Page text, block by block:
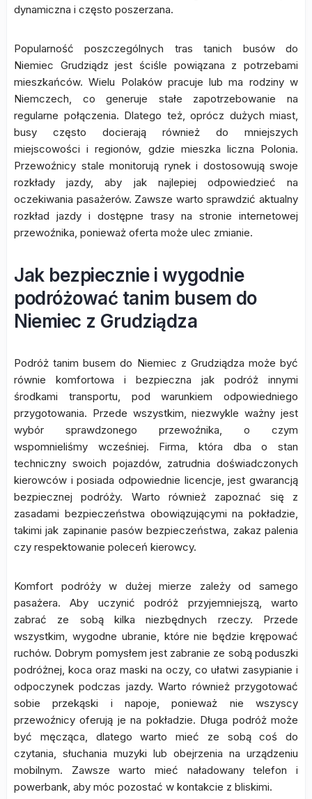
dynamiczna i często poszerzana.
Popularność poszczególnych tras tanich busów do
Niemiec Grudziądz jest ściśle powiązana z potrzebami
mieszkańców. Wielu Polaków pracuje lub ma rodziny w
Niemczech, co generuje stałe zapotrzebowanie na
regularne połączenia. Dlatego też, oprócz dużych miast,
busy często docierają również do mniejszych
miejscowości i regionów, gdzie mieszka liczna Polonia.
Przewoźnicy stale monitorują rynek i dostosowują swoje
rozkłady jazdy, aby jak najlepiej odpowiedzieć na
oczekiwania pasażerów. Zawsze warto sprawdzić aktualny
rozkład jazdy i dostępne trasy na stronie internetowej
przewoźnika, ponieważ oferta może ulec zmianie.
Jak bezpiecznie i wygodnie
podróżować tanim busem do
Niemiec z Grudziądza
Podróż tanim busem do Niemiec z Grudziądza może być
równie komfortowa i bezpieczna jak podróż innymi
środkami transportu, pod warunkiem odpowiedniego
przygotowania. Przede wszystkim, niezwykle ważny jest
wybór sprawdzonego przewoźnika, o czym
wspomnieliśmy wcześniej. Firma, która dba o stan
techniczny swoich pojazdów, zatrudnia doświadczonych
kierowców i posiada odpowiednie licencje, jest gwarancją
bezpiecznej podróży. Warto również zapoznać się z
zasadami bezpieczeństwa obowiązującymi na pokładzie,
takimi jak zapinanie pasów bezpieczeństwa, zakaz palenia
czy respektowanie poleceń kierowcy.
Komfort podróży w dużej mierze zależy od samego
pasażera. Aby uczynić podróż przyjemniejszą, warto
zabrać ze sobą kilka niezbędnych rzeczy. Przede
wszystkim, wygodne ubranie, które nie będzie krępować
ruchów. Dobrym pomysłem jest zabranie ze sobą poduszki
podróżnej, koca oraz maski na oczy, co ułatwi zasypianie i
odpoczynek podczas jazdy. Warto również przygotować
sobie przekąski i napoje, ponieważ nie wszyscy
przewoźnicy oferują je na pokładzie. Długa podróż może
być męcząca, dlatego warto mieć ze sobą coś do
czytania, słuchania muzyki lub obejrzenia na urządzeniu
mobilnym. Zawsze warto mieć naładowany telefon i
powerbank, aby móc pozostać w kontakcie z bliskimi.